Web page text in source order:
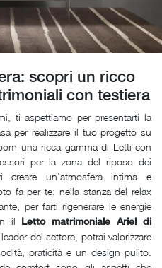
scopri un ricco
con testiera
ti aspettiamo per presentarti la
per realizzare il tuo progetto su
una ricca gamma di Letti con
per la zona del riposo dei
creare un'atmosfera intima e
fa per te: nella stanza del relax
per farti rigenerare le energie
il Letto matrimoniale Ariel di
del settore, potrai valorizzare
praticità e un design pulito.